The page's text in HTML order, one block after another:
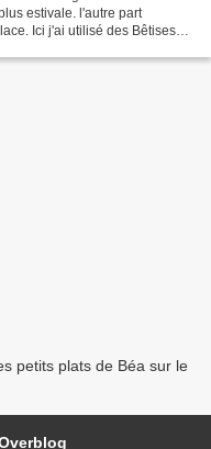
estivale. l'autre part
Ici j'ai utilisé des Bêtises
petits plats de Béa sur le